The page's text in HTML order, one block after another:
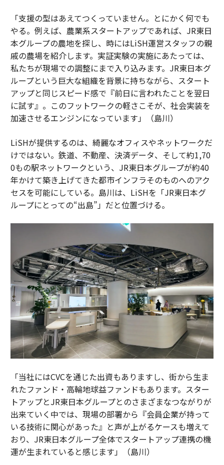
「支援の型はあえてつくっていません。とにかく何でも
やる。例えば、農業系スタートアップであれば、JR東日
本グループの農地を探し、時にはLiSH運営スタッフの親
戚の農場を紹介します。実証実験の実施にあたっては、
私たちが現場での調整にまで入り込みます。JR東日本グ
ループという巨大な組織を背景に持ちながら、スタート
アップと同じスピード感で『前日に言われたことを翌日
に試す』。このフットワークの軽さこそが、社会実装を
加速させるエンジンになっています」（島川）
LiSHが提供するのは、綺麗なオフィスやネットワークだ
けではない。鉄道、不動産、決済データ、そして約1,70
0もの駅ネットワークという、JR東日本グループが約40
年かけて築き上げてきた都市インフラそのものへのアク
セスを可能にしている。島川は、LiSHを「JR東日本グ
ループにとっての“出島”」だと位置づける。
「当社にはCVCを通じた出資もありますし、街から生ま
れたファンド・高輪地球益ファンドもあります。スター
トアップとJR東日本グループとのさまざまなつながりが
出来ていく中では、現場の部署から『会員企業が持って
いる技術に関心があった』と声が上がるケースも増えて
おり、JR東日本グループ全体でスタートアップ連携の機
運が生まれていると感じます」（島川）